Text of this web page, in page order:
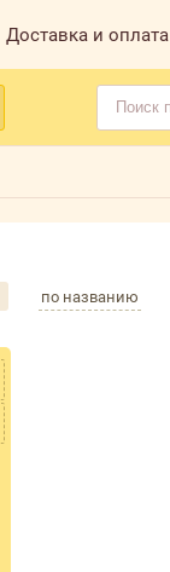
Доставка и оплата
по названию